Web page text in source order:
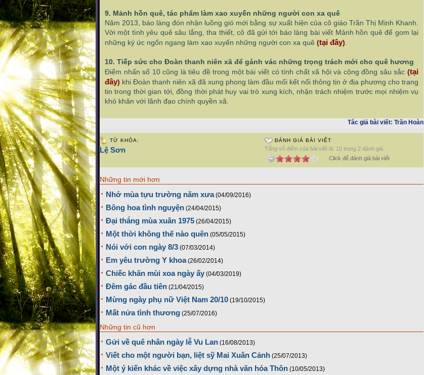
9. Mảnh hồn quê, tác phẩm làm xao xuyến những người con xa quê
Năm 2013, báo làng đón nhận luồng gió mới bằng sự xuất hiện của cô giáo Trần Thị Minh Khanh.
Với một tình yêu quê sâu lắng, tha thiết, cô đã gửi tới báo làng bài viết Mảnh hồn quê để gom lại
những ký ức ngổn ngang làm xao xuyến những người con xa quê (tại đây)
10. Tiếp sức cho Đoàn thanh niên xã để gánh vác những trọng trách mới cho quê hương
Điểm nhấn số 10 cũng là tiêu đề trong một bài viết có tính chất xã hội và cộng đồng sâu sắc (tại
đây) khi Đoàn thanh niên xã đã xung phong làm đầu mối kết nối thông tin ở địa phương cho trang
tin trong thời gian tới, đồng thời phát huy vai trò xung kích, nhận trách nhiệm trước mọi nhiệm vụ
khó khăn với lãnh đạo chính quyền xã.
Tác giả bài viết: Trần Hoàn
TỪ KHÓA:
Lệ Sơn
ĐÁNH GIÁ BÀI VIẾT
Tổng số điểm của bài viết là: 10 trong 2 đánh giá
Click để đánh giá bài viết
Những tin mới hơn
Nhớ mùa tựu trường năm xưa (04/09/2016)
Bông hoa tình nguyện (24/04/2015)
Đại thắng mùa xuân 1975 (26/04/2015)
Một thời không thể nào quên (05/05/2015)
Nói với con ngày 8/3 (07/03/2014)
Em yêu trường Y khoa (26/02/2014)
Chiếc khăn mùi xoa ngày ấy (04/03/2019)
Đêm gác đầu tiên (21/04/2015)
Mừng ngày phụ nữ Việt Nam 20/10 (19/10/2015)
Mất nửa tình thương (25/07/2016)
Những tin cũ hơn
Gửi về quê nhân ngày lễ Vu Lan (16/08/2013)
Viết cho một người bạn, liệt sỹ Mai Xuân Cảnh (25/07/2013)
Một ý kiến khác về việc xây dựng nhà văn hóa Thôn (10/05/2013)